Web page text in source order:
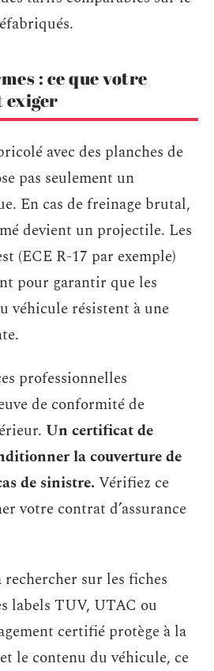
: ce que votre
exiger
avec des planches de
pas seulement un
En cas de freinage brutal,
devient un projectile. Les
(ECE R-17 par exemple)
pour garantir que les
véhicule résistent à une
professionnelles
de conformité de
Un certificat de
la couverture de
de sinistre. Vérifiez ce
votre contrat d’assurance
sur les fiches
labels TUV, UTAC ou
certifié protège à la
le contenu du véhicule, ce